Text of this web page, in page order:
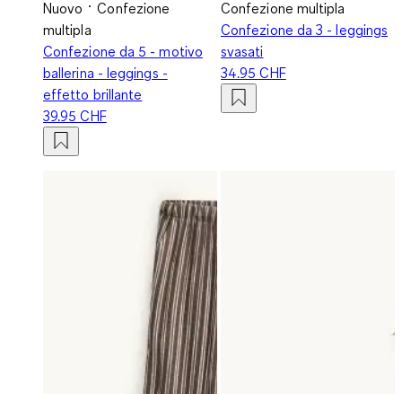
Nuovo
Confezione
multipla
Confezione da 5 - motivo
ballerina - leggings -
effetto brillante
39.95 CHF
Confezione multipla
Confezione da 3 - leggings
svasati
34.95 CHF